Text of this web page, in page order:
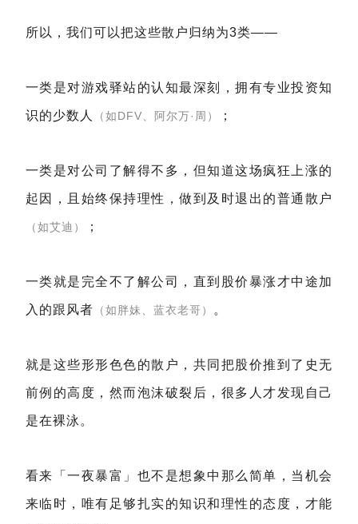
所以，我们可以把这些散户归纳为3类——
一类是对游戏驿站的认知最深刻，拥有专业投资知
识的少数人 （如DFV、阿尔万·周） ；
一类是对公司了解得不多，但知道这场疯狂上涨的
起因，且始终保持理性，做到及时退出的普通散户
（如艾迪） ；
一类就是完全不了解公司，直到股价暴涨才中途加
入的跟风者 （如胖妹、蓝衣老哥） 。
就是这些形形色色的散户，共同把股价推到了史无
前例的高度，然而泡沫破裂后，很多人才发现自己
是在裸泳。
看来「一夜暴富」也不是想象中那么简单，当机会
来临时，唯有足够扎实的知识和理性的态度，才能